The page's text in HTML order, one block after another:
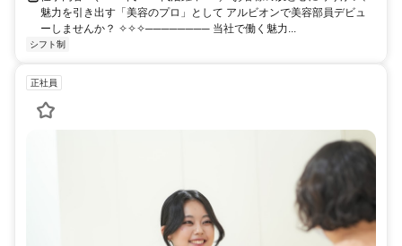
魅力を引き出す「美容のプロ」として アルビオンで美容部員デビュ
ーしませんか？ ✧✧✧──────── 当社で働く魅力...
シフト制
正社員